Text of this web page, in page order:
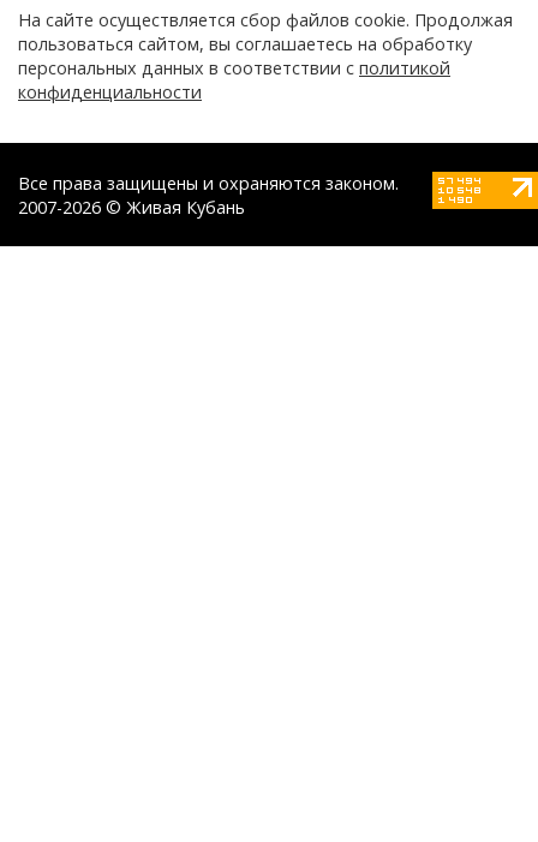
На сайте осуществляется сбор файлов cookie. Продолжая
пользоваться сайтом, вы соглашаетесь на обработку
персональных данных в соответствии с политикой
конфиденциальности
Все права защищены и охраняются законом.
2007-2026 © Живая Кубань